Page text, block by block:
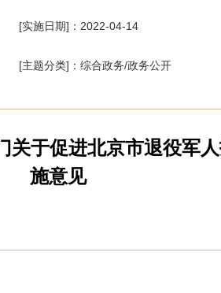
[实施日期]：2022-04-14
[主题分类]：综合政务/政务公开
关于促进北京市退役军
施意见